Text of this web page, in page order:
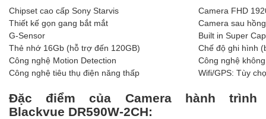
Chipset cao cấp Sony Starvis
Camera FHD
Thiết kế gọn gang bắt mắt
Camera sau
G-Sensor
Built in Super
Thẻ nhớ 16Gb (hỗ trợ đến 120GB)
Chế độ ghi hình
Công nghệ Motion Detection
Công nghệ
Công nghệ tiêu thụ điện năng thấp
Wifi/GPS: Tùy
Đặc điểm của Camera hành trình
Blackvue DR590W-2CH: